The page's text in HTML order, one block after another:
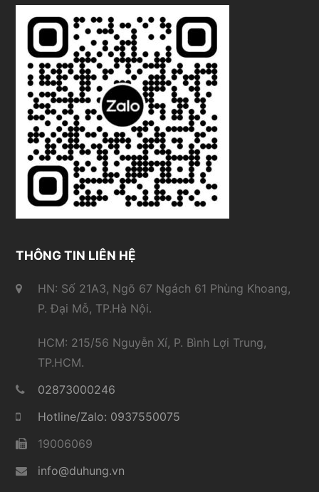
THÔNG TIN LIÊN HỆ
HN: Số 21A3, Ngõ 67 Ngách 61 Phùng Khoang,
P. Đại Mỗ, TP.Hà Nội.
HCM: 215/56 Nguyễn Xí, P. Bình Lợi Trung,
TP.HCM.
02873000246
Hotline/Zalo: 0937550075
19006069
info@duhung.vn